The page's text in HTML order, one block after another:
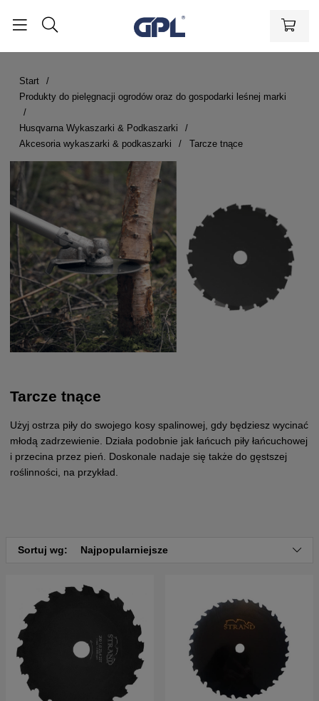
Start
Produkty do pielęgnacji ogrodów oraz do gospodarki leśnej marki
Husqvarna Wykaszarki & Podkaszarki
Akcesoria wykaszarki & podkaszarki
Tarcze tnące
Tarcze tnące
Użyj ostrza piły do swojego kosy spalinowej, gdy będziesz wycinać
młodą zadrzewienie. Działa podobnie jak łańcuch piły łańcuchowej
i przecina przez pień. Doskonale nadaje się także do gęstszej
roślinności, na przykład.
Sortuj wg: Najpopularniejsze